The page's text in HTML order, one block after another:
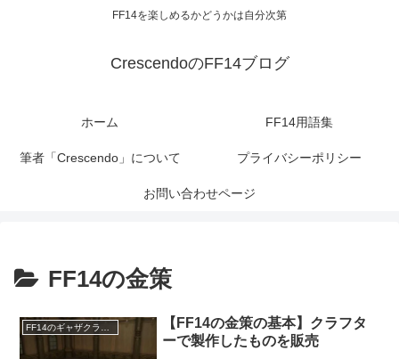
FF14を楽しめるかどうかは自分次第
CrescendoのFF14ブログ
ホーム FF14用語集
筆者「Crescendo」について プライバシーポリシー
お問い合わせページ
FF14の金策
【FF14の金策の基本】クラフタ
ーで製作したものを販売